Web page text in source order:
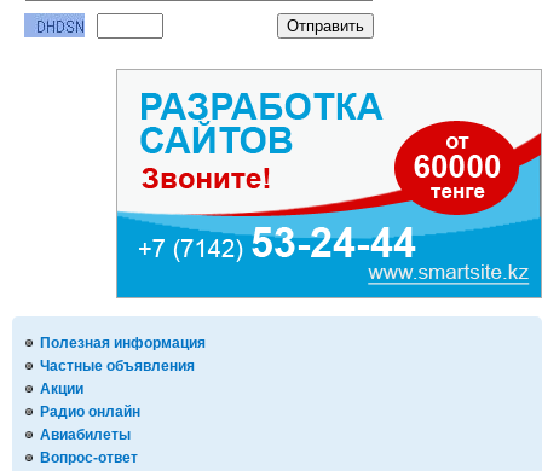
Полезная информация
Частные объявления
Акции
Радио онлайн
Авиабилеты
Вопрос-ответ